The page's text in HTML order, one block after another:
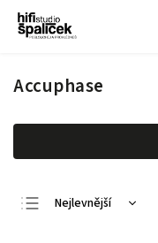
Accuphase
Nejlevnější